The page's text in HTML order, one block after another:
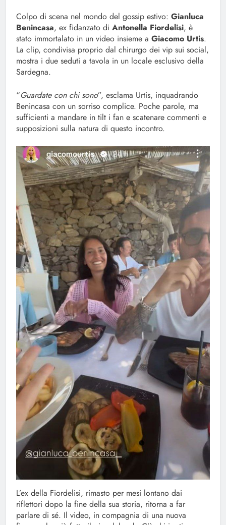
Colpo di scena nel mondo del gossip estivo: Gianluca
Benincasa, ex fidanzato di Antonella Fiordelisi, è
stato immortalato in un video insieme a Giacomo Urtis.
La clip, condivisa proprio dal chirurgo dei vip sui social,
mostra i due seduti a tavola in un locale esclusivo della
Sardegna.
“Guardate con chi sono”, esclama Urtis, inquadrando
Benincasa con un sorriso complice. Poche parole, ma
sufficienti a mandare in tilt i fan e scatenare commenti e
supposizioni sulla natura di questo incontro.
L’ex della Fiordelisi, rimasto per mesi lontano dai
riflettori dopo la fine della sua storia, ritorna a far
parlare di sé. Il video, in compagnia di una nuova